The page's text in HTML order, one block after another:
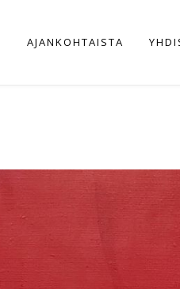
AJANKOHTAISTA